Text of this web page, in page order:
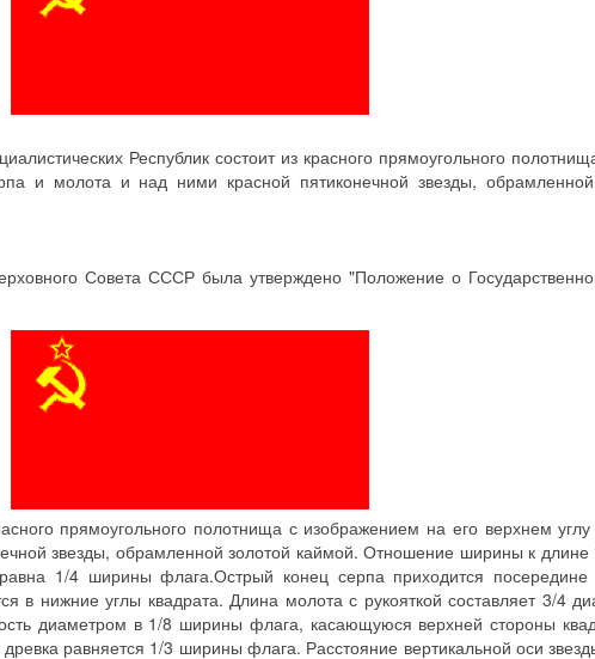
Республик состоит из красного прямоугольного
и молота и над ними красной пятиконечной звезды,
Совета СССР была утверждено "Положение о
прямоугольного полотнища с изображением на его верхнем
звезды, обрамленной золотой каймой. Отношение ширины к
1/4 ширины флага.Острый конец серпа приходится
в нижние углы квадрата. Длина молота с рукояткой составляет 3/4
диаметром в 1/8 ширины флага, касающуюся верхней стороны
равняется 1/3 ширины флага. Расстояние вертикальной оси